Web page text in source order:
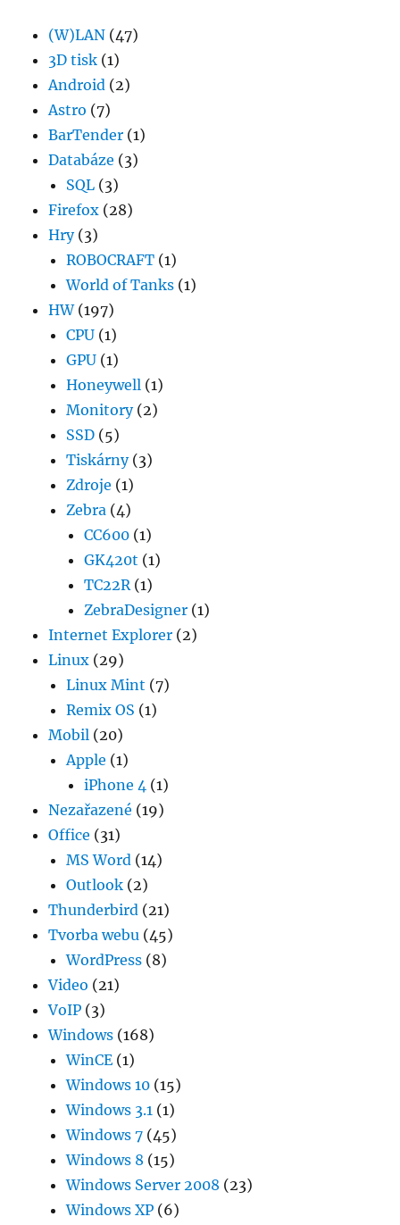
(W)LAN (47)
3D tisk (1)
Android (2)
Astro (7)
BarTender (1)
Databáze (3)
SQL (3)
Firefox (28)
Hry(3)
ROBOCRAFT (1)
World of Tanks (1)
HW(197)
CPU (1)
GPU (1)
Honeywell (1)
Monitory(2)
SSD (5)
Tiskárny(3)
Zdroje (1)
Zebra (4)
CC600 (1)
GK420t (1)
TC22R(1)
ZebraDesigner (1)
Internet Explorer (2)
Linux (29)
Linux Mint (7)
Remix OS (1)
Mobil (20)
Apple (1)
iPhone 4 (1)
Nezařazené (19)
Office (31)
MS Word (14)
Outlook (2)
Thunderbird (21)
Tvorba webu (45)
WordPress (8)
Video (21)
VoIP (3)
Windows (168)
WinCE (1)
Windows 10 (15)
Windows 3.1 (1)
Windows 7 (45)
Windows 8 (15)
Windows Server 2008 (23)
Windows XP (6)